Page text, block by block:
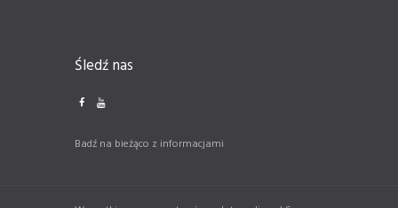
Śledź nas
Badź na bieżąco z informacjami